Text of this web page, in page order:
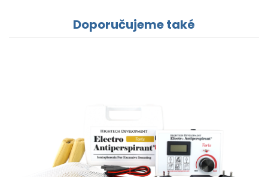
Doporučujeme také